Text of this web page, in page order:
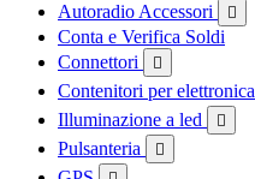
Autoradio Accessori

Conta e Verifica Soldi
Connettori

Contenitori per elettronica
Illuminazione a led 
Pulsanteria 